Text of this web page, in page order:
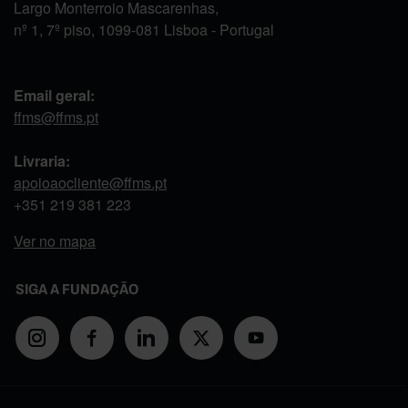
Largo Monterroio Mascarenhas,
nº 1, 7º piso, 1099-081 Lisboa - Portugal
Email geral:
ffms@ffms.pt
Livraria:
apoioaocliente@ffms.pt
+351 219 381 223
Ver no mapa
SIGA A FUNDAÇÃO